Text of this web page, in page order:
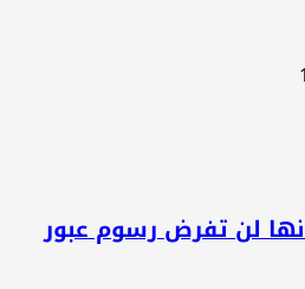
لن تفرض رسوم عبور